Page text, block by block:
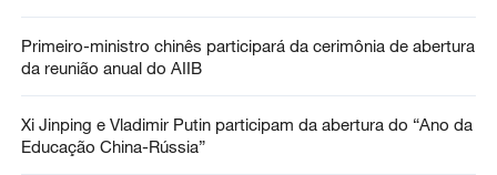
Primeiro-ministro chinês participará da cerimônia de abertura
da reunião anual do AIIB
Xi Jinping e Vladimir Putin participam da abertura do “Ano da
Educação China-Rússia”